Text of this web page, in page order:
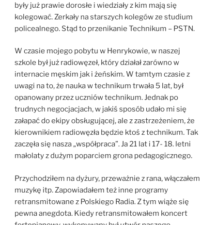
były już prawie dorosłe i wiedziały z kim mają się
kolegować. Zerkały na starszych kolegów ze studium
policealnego. Stąd to przenikanie Technikum – PSTN.
W czasie mojego pobytu w Henrykowie, w naszej
szkole był już radiowęzeł, który działał zarówno w
internacie męskim jak i żeńskim. W tamtym czasie z
uwagi na to, że nauka w technikum trwała 5 lat, był
opanowany przez uczniów technikum. Jednak po
trudnych negocjacjach, w jakiś sposób udało mi się
załapać do ekipy obsługującej, ale z zastrzeżeniem, że
kierownikiem radiowęzła będzie ktoś z technikum. Tak
zaczęła się nasza „współpraca”. Ja 21 lat i 17- 18. letni
małolaty z dużym poparciem grona pedagogicznego.
Przychodziłem na dyżury, przeważnie z rana, włączałem
muzykę itp. Zapowiadałem też inne programy
retransmitowane z Polskiego Radia. Z tym wiąże się
pewna anegdota. Kiedy retransmitowałem koncert